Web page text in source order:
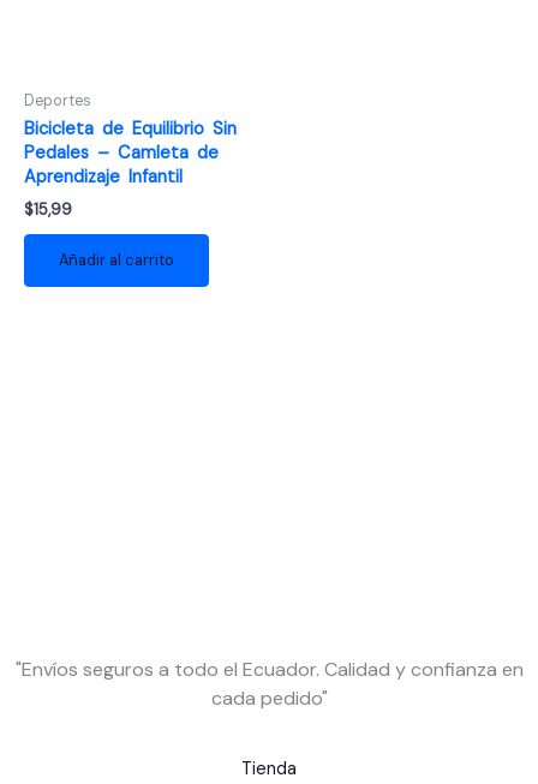
Deportes
Bicicleta de Equilibrio Sin
Pedales – Camleta de
Aprendizaje Infantil
$15,99
Añadir al carrito
"Envíos seguros a todo el Ecuador. Calidad y confianza en
cada pedido"
Tienda